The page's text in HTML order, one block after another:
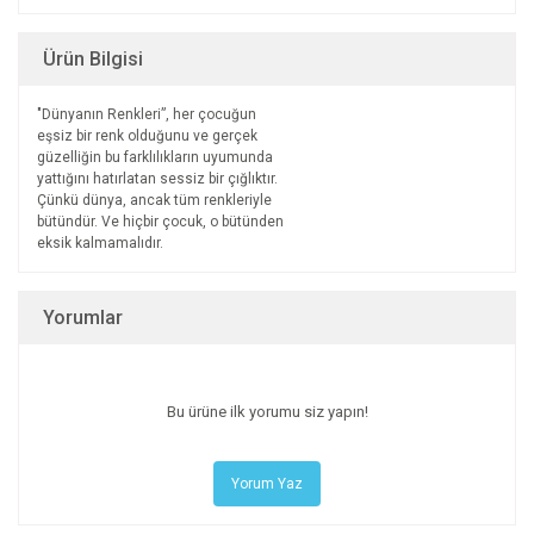
Ürün Bilgisi
"Dünyanın Renkleri”, her çocuğun
eşsiz bir renk olduğunu ve gerçek
güzelliğin bu farklılıkların uyumunda
yattığını hatırlatan sessiz bir çığlıktır.
Çünkü dünya, ancak tüm renkleriyle
bütündür. Ve hiçbir çocuk, o bütünden
eksik kalmamalıdır.
Yorumlar
Bu ürüne ilk yorumu siz yapın!
Yorum Yaz